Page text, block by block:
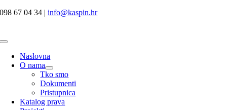
Skip
098 67 04 34 |info@kaspin.hr
Toggle
NavigationNaslovna
O nama
Tko smo
Dokumenti
Pristupnica
Katalog prava